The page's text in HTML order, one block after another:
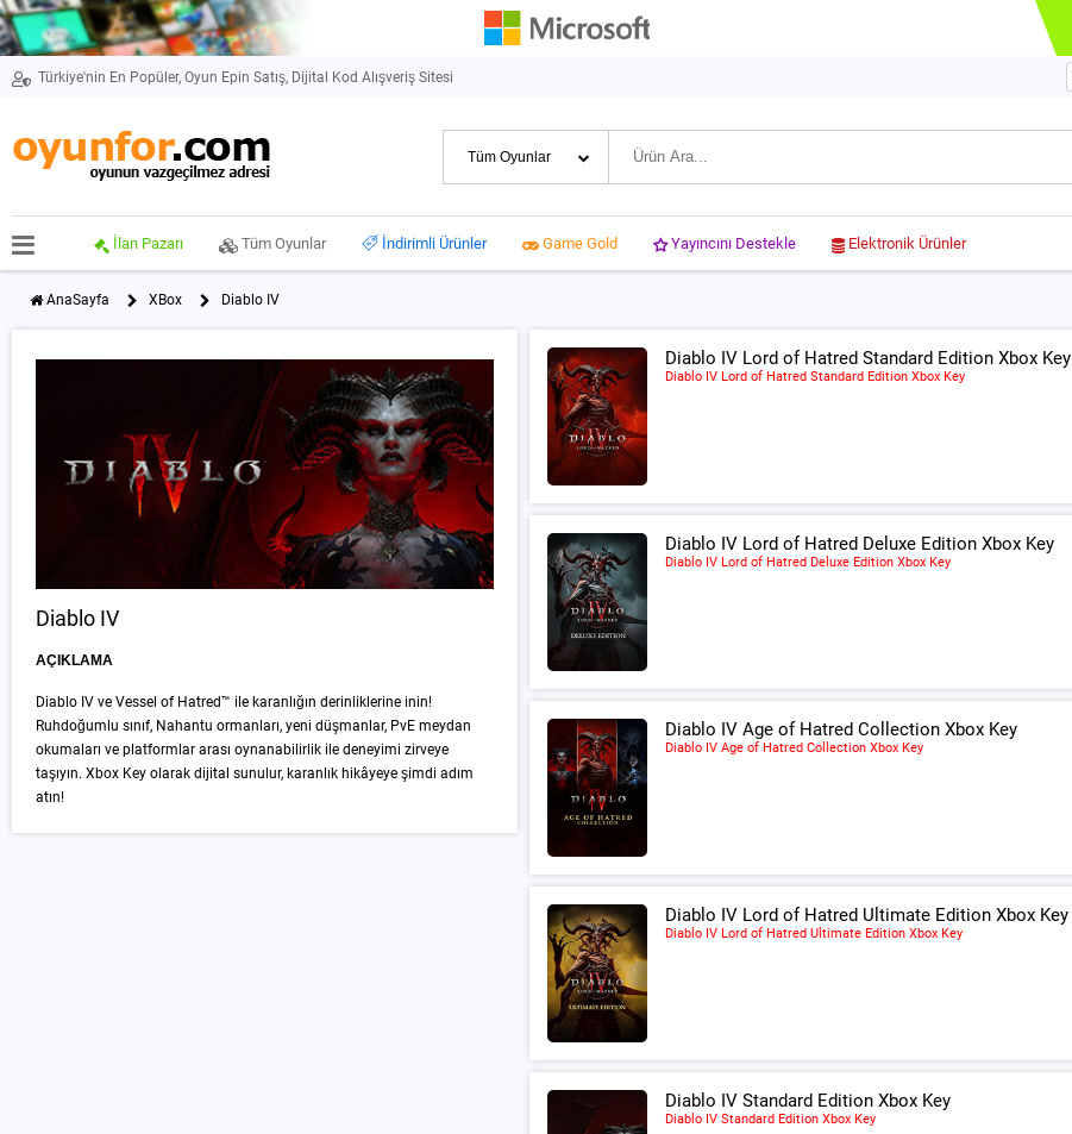
Türkiye'nin En Popüler, Oyun Epin Satış, Dijital Kod Alışveriş Sitesi
İlan Pazarı Tüm Oyunlar İndirimli Ürünler Game Gold Yayıncını Destekle Elektronik Ürünler
AnaSayfa XBox Diablo IV
Diablo IV
AÇIKLAMA
Diablo IV ve Vessel of Hatred™ ile karanlığın derinliklerine inin!
Ruhdoğumlu sınıf, Nahantu ormanları, yeni düşmanlar, PvE meydan
okumaları ve platformlar arası oynanabilirlik ile deneyimi zirveye
taşıyın. Xbox Key olarak dijital sunulur, karanlık hikâyeye şimdi adım
atın!
Diablo IV Lord of Hatred Standard Edition Xbox Key
Diablo IV Lord of Hatred Standard Edition Xbox Key
Diablo IV Lord of Hatred Deluxe Edition Xbox Key
Diablo IV Lord of Hatred Deluxe Edition Xbox Key
Diablo IV Age of Hatred Collection Xbox Key
Diablo IV Age of Hatred Collection Xbox Key
Diablo IV Lord of Hatred Ultimate Edition Xbox Key
Diablo IV Lord of Hatred Ultimate Edition Xbox Key
Diablo IV Standard Edition Xbox Key
Diablo IV Standard Edition Xbox Key